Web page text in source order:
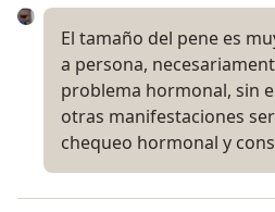
El tamaño del pene es
a persona,
problema hormonal, sin
otras manifestaciones
chequeo hormonal y